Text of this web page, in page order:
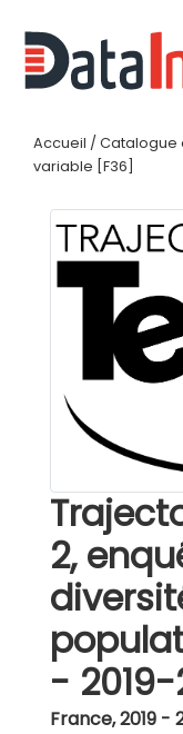
Accueil / Catalogue
variable [F36]
2,
-
France,2019 -